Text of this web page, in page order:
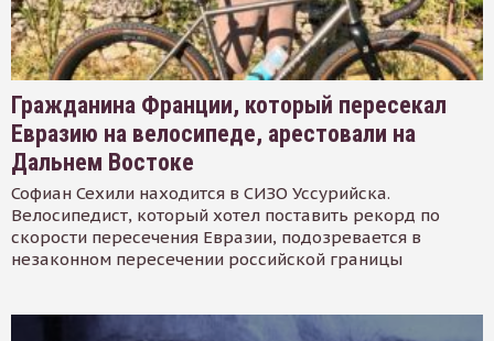
Гражданина Франции, который пересекал
Евразию на велосипеде, арестовали на
Дальнем Востоке
Софиан Сехили находится в СИЗО Уссурийска.
Велосипедист, который хотел поставить рекорд по
скорости пересечения Евразии, подозревается в
незаконном пересечении российской границы